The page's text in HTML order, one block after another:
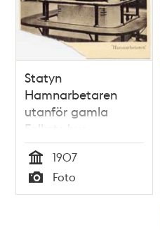
Statyn
Hamnarbetaren
utanför gamla
Folkets hus
Tid
1907
Typ
Foto